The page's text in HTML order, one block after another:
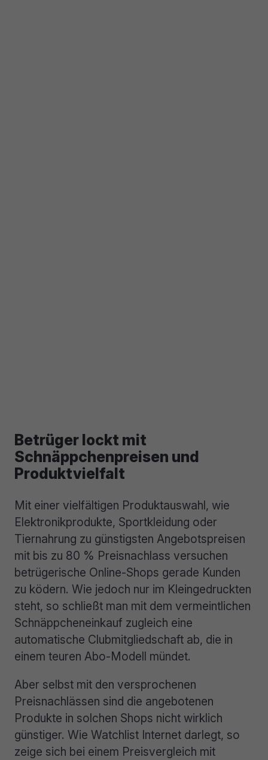
Betrüger lockt mit
Schnäppchenpreisen und
Produktvielfalt
Mit einer vielfältigen Produktauswahl, wie
Elektronikprodukte, Sportkleidung oder
Tiernahrung zu günstigsten Angebotspreisen
mit bis zu 80 % Preisnachlass versuchen
betrügerische Online-Shops gerade Kunden
zu ködern. Wie jedoch nur im Kleingedruckten
steht, so schließt man mit dem vermeintlichen
Schnäppcheneinkauf zugleich eine
automatische Clubmitgliedschaft ab, die in
einem teuren Abo-Modell mündet.
Aber selbst mit den versprochenen
Preisnachlässen sind die angebotenen
Produkte in solchen Shops nicht wirklich
günstiger. Wie Watchlist Internet darlegt, so
zeige sich bei einem Preisvergleich mit